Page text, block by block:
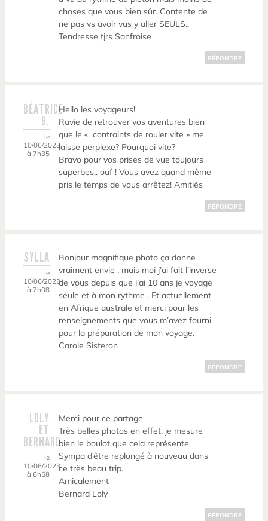
choses que vous bien sûr. Contente de
ne pas vs avoir vus y aller SEULS..
Tendresse tjrs Sanfroise
RÉPONDRE
BÉATRICE
B.
le
10/06/2023
à 7h35
Hello les voyageurs!
Ravie de retrouver vos aventures bien
que le « contraints de rouler vite » me
laisse perplexe? Pourquoi vite?
Bravo pour vos prises de vue toujours
superbes.. ouf ! Vous avez quand même
pris le temps de vous arrêtez! Amitiés
RÉPONDRE
SYLLA
le
10/06/2023
à 7h08
Bonjour magnifique photo ça donne
vraiment envie , mais moi j’ai fait l’inverse
de vous depuis que j’ai 10 ans je voyage
seule et à mon rythme . Et actuellement
en Afrique australe et merci pour les
renseignements que vous m’avez fourni
pour la préparation de mon voyage.
Carole Sisteron
RÉPONDRE
LOLY
ET
BERNARD
le
10/06/2023
à 6h58
Merci pour ce partage
Très belles photos en effet, je mesure
bien le boulot que cela représente
Sympa d’être replongé à nouveau dans
ce très beau trip.
Amicalement
Bernard Loly
RÉPONDRE